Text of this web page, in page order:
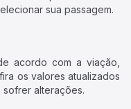
sua passagem.
acordo com a viação,
os valores atualizados
alterações.